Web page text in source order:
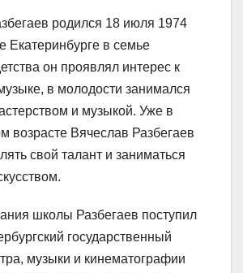
родился 18 июля 1974
Екатеринбурге в семье
он проявлял интерес к
в молодости занимался
и музыкой. Уже в
возрасте Вячеслав Разбегаев
свой талант и заниматься
школы Разбегаев поступил
государственный
музыки и кинематографии